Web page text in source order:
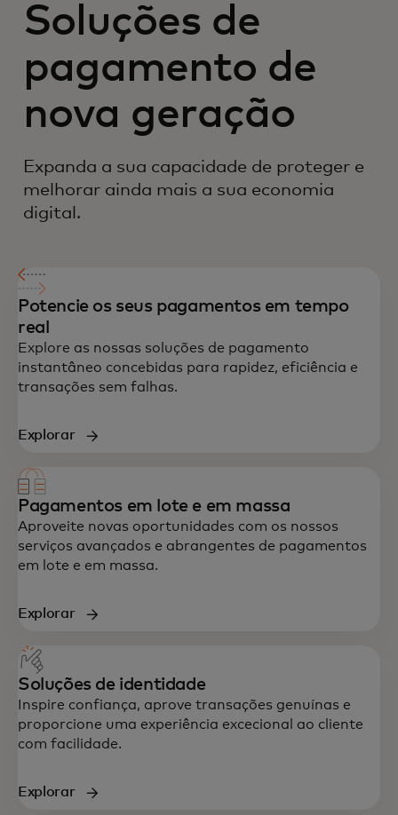
Soluções de
pagamento de
nova geração
Expanda a sua capacidade de proteger e
melhorar ainda mais a sua economia
digital.
Potencie os seus pagamentos em tempo
real
Explore as nossas soluções de pagamento
instantâneo concebidas para rapidez, eficiência e
transações sem falhas.
Explorar
Pagamentos em lote e em massa
Aproveite novas oportunidades com os nossos
serviços avançados e abrangentes de pagamentos
em lote e em massa.
Explorar
Soluções de identidade
Inspire confiança, aprove transações genuínas e
proporcione uma experiência excecional ao cliente
com facilidade.
Explorar